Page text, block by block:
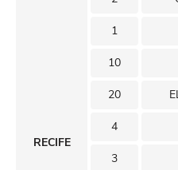
RECIFE
1
10
20
4
3